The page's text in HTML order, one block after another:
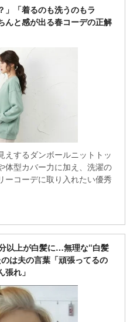
」「着るのも洗うのもラ
んと感が出る春コーデの正解
えするダンボールニットトッ
体型カバー力に加え、洗濯の
ーコーデに取り入れたい優秀
以上が白髪に…無理な“白髪
は夫の言葉「頑張ってるの
れ」